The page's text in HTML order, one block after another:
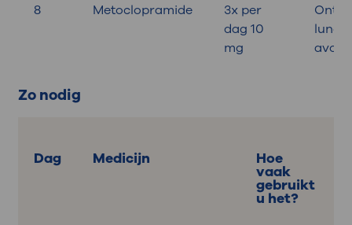
8 Metoclopramide
3x per
dag 10
mg
lunch,
Zo nodig
Dag Medicijn Hoe
vaak
gebruikt
u het?